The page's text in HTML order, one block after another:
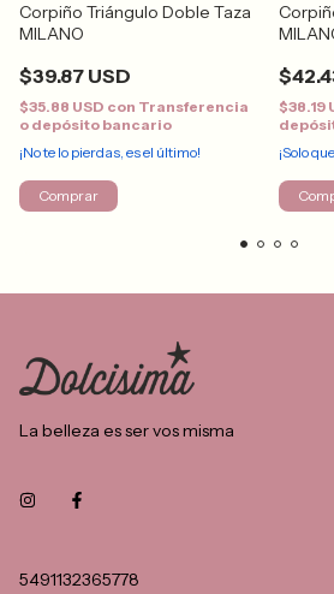
Corpiño Triángulo Doble Taza
MILANO
$39.87 USD
$35.88 USD con Transferencia
o depósito bancario
¡No te lo pierdas, es el último!
Comprar
$38.19
¡Solo
La belleza es ser vos misma
5491132365778